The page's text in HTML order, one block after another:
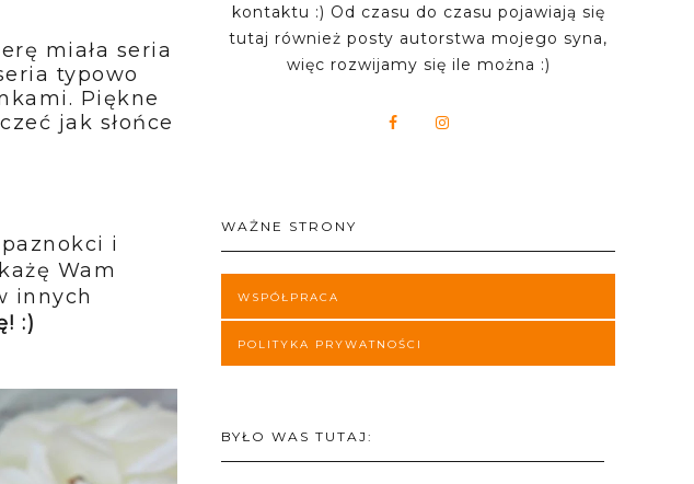
miała seria
typowo
Piękne
jak słońce
i
Wam
innych
:)
kontaktu :) Od czasu do czasu pojawiają się
tutaj również posty autorstwa mojego syna,
więc rozwijamy się ile można :)
WAŻNE STRONY
WSPÓŁPRACA
POLITYKA PRYWATNOŚCI
BYŁO WAS TUTAJ: